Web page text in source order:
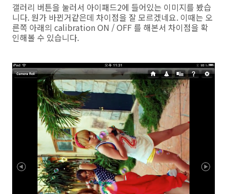
갤러리 버튼을 눌러서 아이패드2에 들어있는 이미지를 봤습
니다. 뭔가 바뀐거같은데 차이점을 잘 모르겠네요. 이때는 오
른쪽 아래의 calibration ON / OFF 를 해본서 차이점을 확
인해볼 수 있습니다.